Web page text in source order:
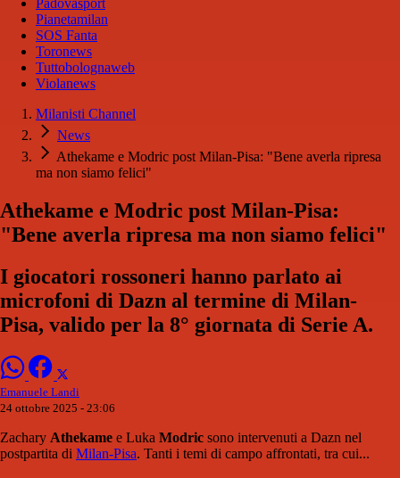
Padovasport
Pianetamilan
SOS Fanta
Toronews
Tuttobolognaweb
Violanews
Milanisti Channel
News
Athekame e Modric post Milan-Pisa: "Bene averla ripresa
ma non siamo felici"
Athekame e Modric post Milan-Pisa:
"Bene averla ripresa ma non siamo felici"
I giocatori rossoneri hanno parlato ai
microfoni di Dazn al termine di Milan-
Pisa, valido per la 8° giornata di Serie A.
Emanuele Landi
24 ottobre 2025 - 23:06
Zachary Athekame e Luka Modric sono intervenuti a Dazn nel
postpartita di Milan-Pisa. Tanti i temi di campo affrontati, tra cui...